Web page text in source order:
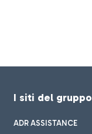
I siti del gruppo
ADR ASSISTANCE